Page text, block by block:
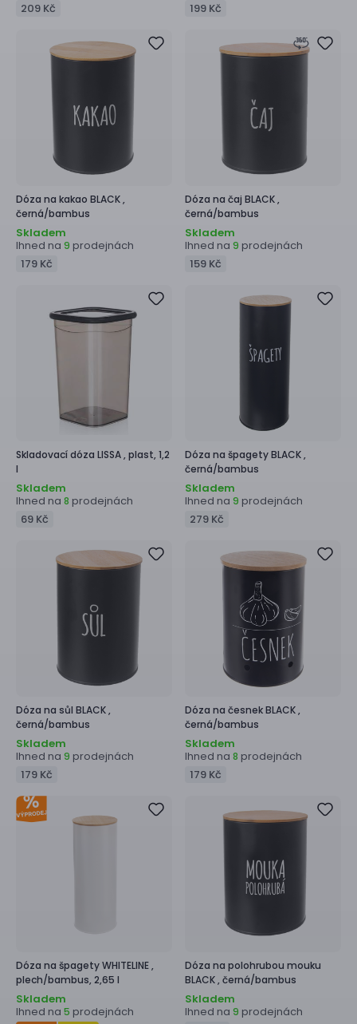
209 Kč
199 Kč
Dóza na kakao BLACK ,
černá/bambus
Skladem
Ihned na 9 prodejnách
179 Kč
Dóza na čaj BLACK ,
černá/bambus
Skladem
Ihned na 9 prodejnách
159 Kč
Skladovací dóza LISSA , plast, 1,2
l
Skladem
Ihned na 8 prodejnách
69 Kč
Dóza na špagetyBLACK ,
černá/bambus
Skladem
Ihned na 9 prodejnách
279 Kč
Dóza na sůl BLACK ,
černá/bambus
Skladem
Ihned na 9 prodejnách
179 Kč
Dóza na česnekBLACK ,
černá/bambus
Skladem
Ihned na 8 prodejnách
179 Kč
Dóza na špagetyWHITELINE ,
plech/bambus, 2,65 l
Skladem
Ihned na 5 prodejnách
Dóza na polohrubou mouku
BLACK , černá/bambus
Skladem
Ihned na 9 prodejnách